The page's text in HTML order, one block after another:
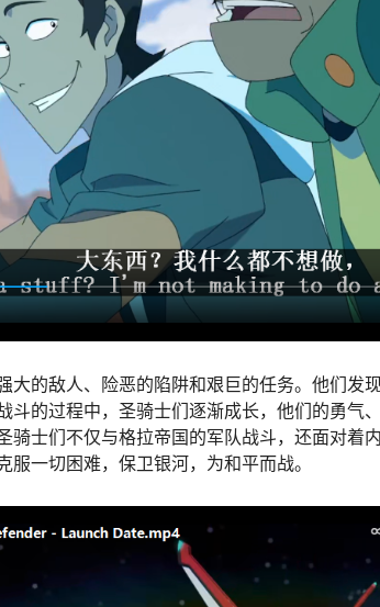
大的敌人、险恶的陷阱和艰巨的任务。他们发
斗的过程中，圣骑士们逐渐成长，他们的勇气
骑士们不仅与格拉帝国的军队战斗，还面对着
一切困难，保卫银河，为和平而战。